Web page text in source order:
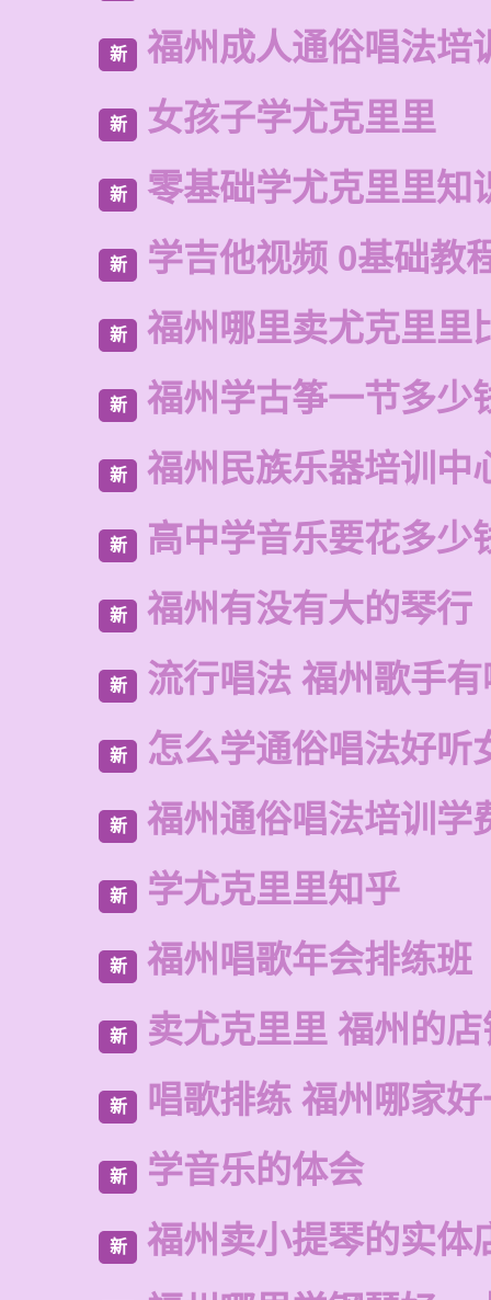
新 福州成人通俗唱法培
新 女孩子学尤克里里
新 零基础学尤克里里知
新 学吉他视频 0基础教
新 福州哪里卖尤克里里
新 福州学古筝一节多少
新 福州民族乐器培训中
新 高中学音乐要花多少
新 福州有没有大的琴行
新 流行唱法 福州歌手
新 怎么学通俗唱法好听
新 福州通俗唱法培训学
新 学尤克里里知乎
新 福州唱歌年会排练班
新 卖尤克里里 福州的
新 唱歌排练 福州哪家
新 学音乐的体会
新 福州卖小提琴的实体